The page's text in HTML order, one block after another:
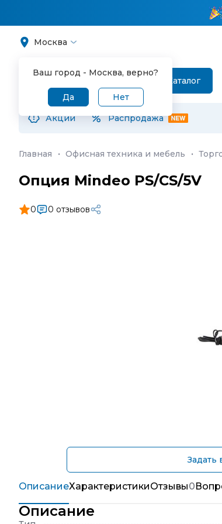
Москва
Ваш город - Москва, верно?
Да Нет
Каталог
Акции Распродажа
Главная · Офисная техника и мебель ·
Опция Mindeo PS/CS/5V
0 0 отзывов
Задать
ОписаниеХарактеристикиОтзывы0
Описание